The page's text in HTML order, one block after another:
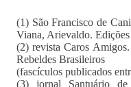
(1) São Francisco de
Viana, Arievaldo.
(2) revista Caros
Rebeldes Brasileiros
(fascículos publicados
(3) jornal Santuário